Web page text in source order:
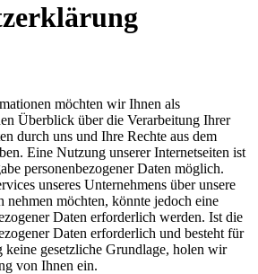
möchten wir Ihnen als
Überblick über die Verarbeitung Ihrer
durch uns und Ihre Rechte aus dem
Eine Nutzung unserer Internetseiten ist
personenbezogener Daten möglich.
unseres Unternehmens über unsere
nehmen möchten, könnte jedoch eine
Daten erforderlich werden. Ist die
Daten erforderlich und besteht für
keine gesetzliche Grundlage, holen wir
von Ihnen ein.